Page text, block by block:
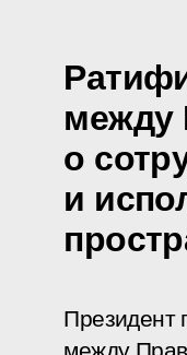
между
о
и
Президент